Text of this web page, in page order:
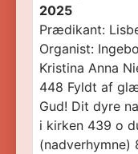
2025
Prædikant:
Organist:
Kristina Anna
448 Fyldt af
Gud! Dit dyre
i kirken 439 o
(nadverhymne)